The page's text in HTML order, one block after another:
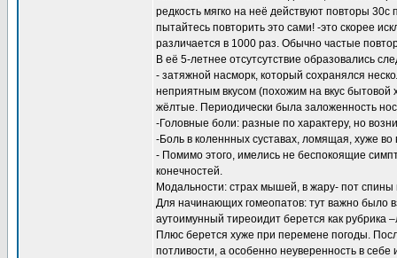
редкость мягко на неё действуют повторы 30с
пытайтесь повторить это сами! -это скорее
различается в 1000 раз. Обычно частые
В её 5-летнее отсутсутствие образовались
- затяжной насморк, который сохранялся
неприятным вкусом (похожим на вкус
жёлтые. Периодически была заложенность
-Головные боли: разные по характеру, но
-Боль в коленнных суставах, ломящая, хуже во
- Помимо этого, имелись не беспокоящие
конечностей.
Модальности: страх мышей, в жару- пот спины
Для начинающих гомеопатов: тут важно было
аутоимунный тиреоидит берется как рубрика
Плюс берется хуже при перемене погоды.
потливости, а особенно неуверенность в